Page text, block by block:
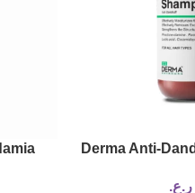
ر.ع.